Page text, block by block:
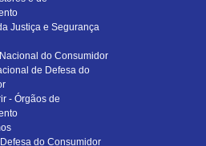
Justiça e Segurança
do Consumidor
de Defesa do
- Órgãos de
do Consumidor